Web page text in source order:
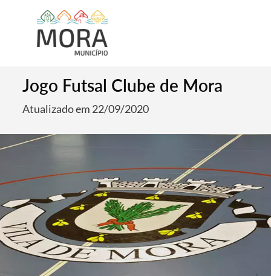
Jogo Futsal Clube de Mora
Atualizado em 22/09/2020